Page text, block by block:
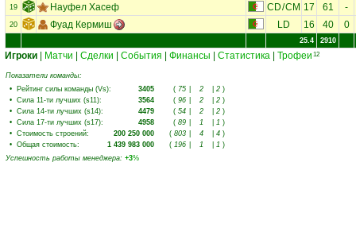
19 Науфел Хасеф CD/CM 17 61 -
20 Фуад Кермиш LD 16 40 0
25.4 2910
Игроки Матчи Сделки События Финансы Статистика Трофеи 12
Показатели команды:
• Рейтинг силы команды (Vs): 3405 ( 75 2 2 )
• Сила 11-ти лучших (s11): 3564 ( 96 2 2 )
• Сила 14-ти лучших (s14): 4479 ( 54 2 2 )
• Сила 17-ти лучших (s17): 4958 ( 89 1 1 )
• Стоимость строений: 200 250 000 ( 803 4 4 )
• Общая стоимость: 1 439 983 000 ( 196 1 1 )
Успешность работы менеджера: +3%